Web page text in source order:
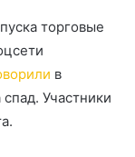
торговые
в
Участники